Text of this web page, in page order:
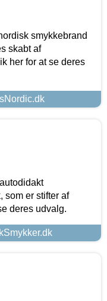
smykkebrand
skabt af
her for at se deres
som er stifter af
deres udvalg.